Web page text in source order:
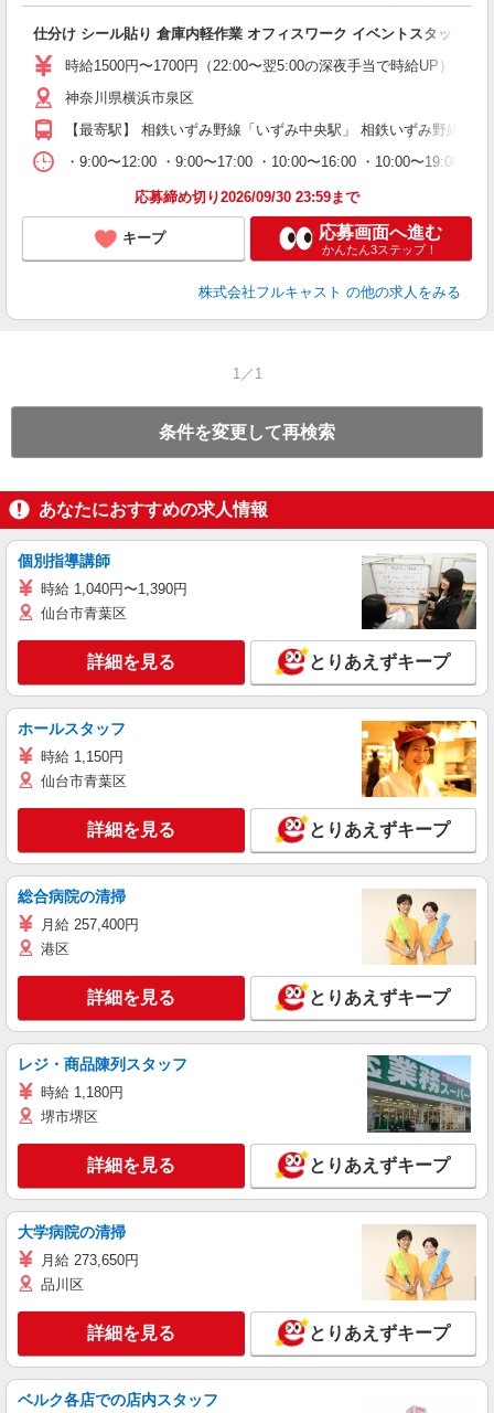
仕分け シール貼り 倉庫内軽作業 オフィスワーク イベントスタッフ等
時給1500円〜1700円（22:00〜翌5:00の深夜手当で時給UP） ※給
神奈川県横浜市泉区
【最寄駅】 相鉄いずみ野線「いずみ中央駅」 相鉄いずみ野線「
・9:00〜12:00 ・9:00〜17:00 ・10:00〜16:00 ・10:00〜19:00
応募締め切り2026/09/30 23:59まで
キープ 応募画面へ進む
かんたん3ステップ！
株式会社フルキャスト の他の求人をみる
1／1
条件を変更して再検索
あなたにおすすめの求人情報
個別指導講師
時給 1,040円〜1,390円
仙台市青葉区
詳細を見る とりあえずキープ
ホールスタッフ
時給 1,150円
仙台市青葉区
詳細を見る とりあえずキープ
総合病院の清掃
月給 257,400円
港区
詳細を見る とりあえずキープ
レジ・商品陳列スタッフ
時給 1,180円
堺市堺区
詳細を見る とりあえずキープ
大学病院の清掃
月給 273,650円
品川区
詳細を見る とりあえずキープ
ベルク各店での店内スタッフ